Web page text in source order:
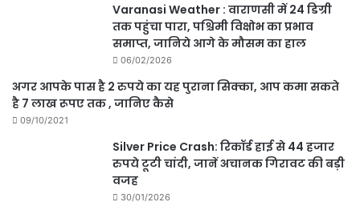
Varanasi Weather : वाराणसी में 24 डिग्री
तक पहुंचा पारा, पश्चिमी विक्षोभ का प्रभाव
समाप्त, जानिये आगे के मौसम का हाल
06/02/2026
अगर आपके पास है 2 रुपये का यह पुराना सिक्का, आप कमा सकते
है 7 लाख रूपए तक , जानिए कैसे
09/10/2021
Silver Price Crash: रिकॉर्ड हाई से 44 हजार
रुपये टूटी चांदी, जानें अचानक गिरावट की बड़ी
वजह
30/01/2026